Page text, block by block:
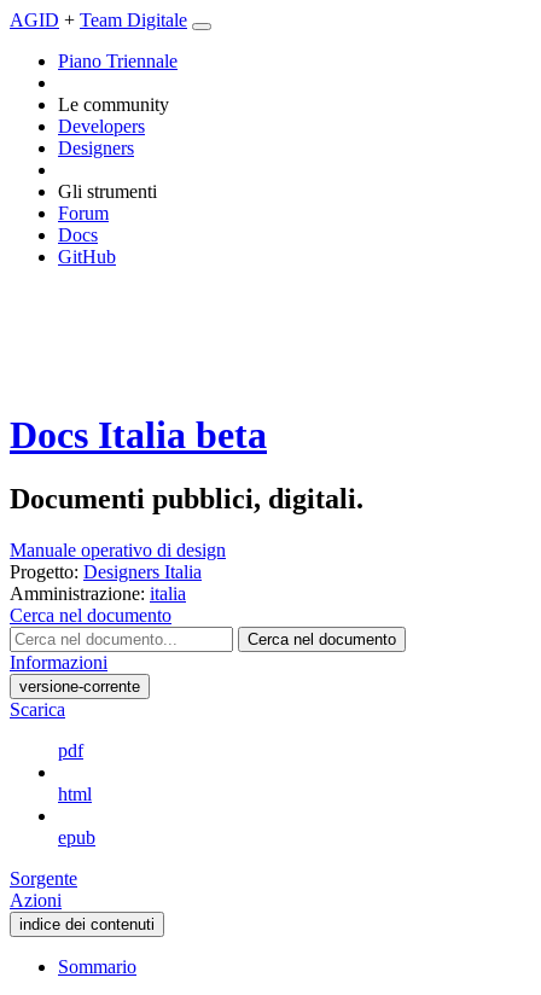
AGID + Team Digitale
Piano Triennale
Le community
Developers
Designers
Gli strumenti
Forum
Docs
GitHub
Docs Italia beta
Documenti pubblici, digitali.
Manuale operativo di design
Progetto: Designers Italia
Amministrazione: italia
Cerca nel documento
Cerca nel documento
Informazioni
versione-corrente
Scarica
pdf
html
epub
Sorgente
Azioni
indice dei contenuti
Sommario